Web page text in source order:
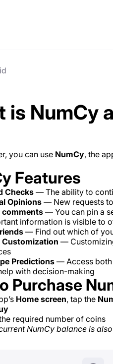
is NumCy
you can use NumCy, the
Features
Checks— The ability to
Opinions— New requests
comments — You can pin a
information is visible to
— Find out which of
Customization —
Predictions— Access both
with decision-making
Purchase
Home screen, tap the
required number of coins
NumCy balance is